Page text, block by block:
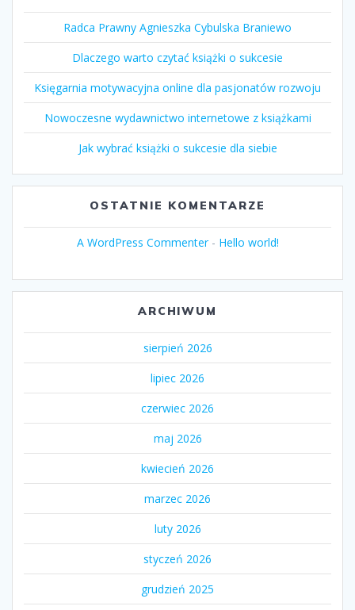
Radca Prawny Agnieszka Cybulska Braniewo
Dlaczego warto czytać książki o sukcesie
Księgarnia motywacyjna online dla pasjonatów rozwoju
Nowoczesne wydawnictwo internetowe z książkami
Jak wybrać książki o sukcesie dla siebie
OSTATNIE KOMENTARZE
A WordPress Commenter- Hello world!
ARCHIWUM
sierpień 2026
lipiec 2026
czerwiec 2026
maj 2026
kwiecień 2026
marzec 2026
luty 2026
styczeń 2026
grudzień 2025